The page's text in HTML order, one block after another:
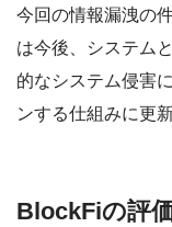
今回の情報漏洩の
は今後、システム
的なシステム侵害
ンする仕組みに更
BlockFiの評